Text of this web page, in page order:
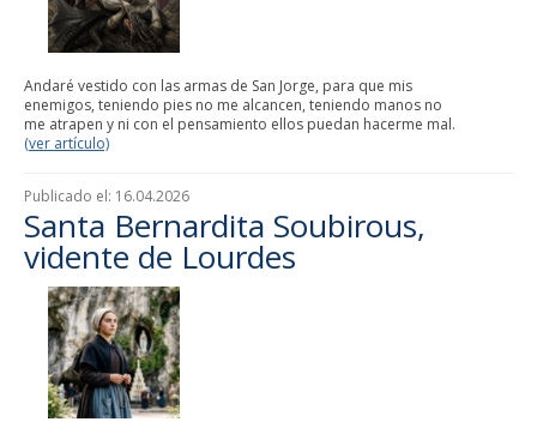
Andaré vestido con las armas de San Jorge, para que mis
enemigos, teniendo pies no me alcancen, teniendo manos no
me atrapen y ni con el pensamiento ellos puedan hacerme mal.
(ver artículo)
Publicado el: 16.04.2026
Santa Bernardita Soubirous,
vidente de Lourdes